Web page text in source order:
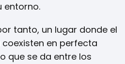
entorno.
tanto, un lugar donde el
en perfecta
que se da entre los